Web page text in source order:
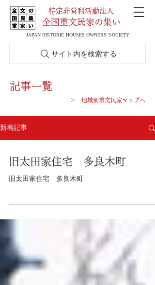
特定非営利活動法人
全国重文民家の集い
JAPAN HISTORIC HOUSES OWNERS' SOCIETY
サイト内を検索する
記事一覧
＞ 地域別重文民家マップへ
新着記事
旧太田家住宅 多良木町
旧太田家住宅 多良木町